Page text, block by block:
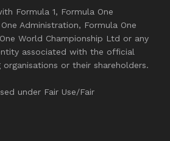
Formula 1, Formula One
Administration, Formula One
World Championship Ltd or any
associated with the official
organisations or their shareholders.
under Fair Use/Fair